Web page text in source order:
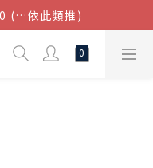
取免運
(…依此類推)
得50元現金券